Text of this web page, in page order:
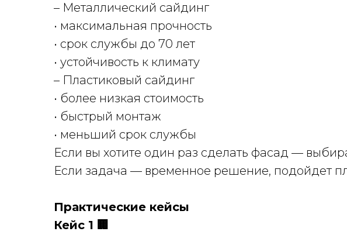
– Металлический сайдинг
• максимальная прочность
• срок службы до 70 лет
• устойчивость к климату
– Пластиковый сайдинг
• более низкая стоимость
• быстрый монтаж
• меньший срок службы
Если вы хотите один раз сделать фасад —
Если задача — временное решение, подойдет
Практические кейсы
Кейс 1 🏢